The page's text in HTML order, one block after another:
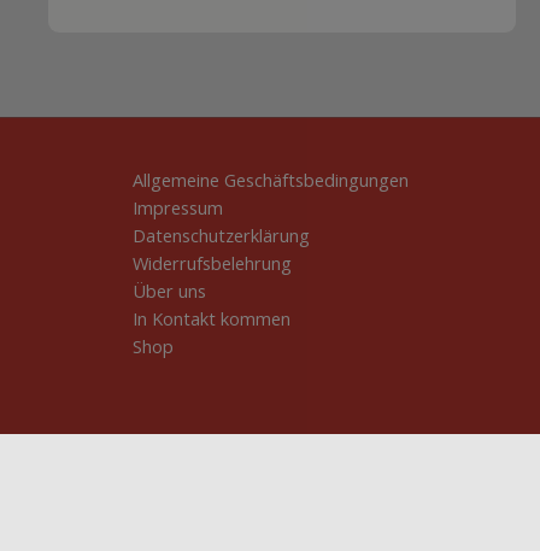
Allgemeine Geschäftsbedingungen
Impressum
Datenschutzerklärung
Widerrufsbelehrung
Über uns
In Kontakt kommen
Shop